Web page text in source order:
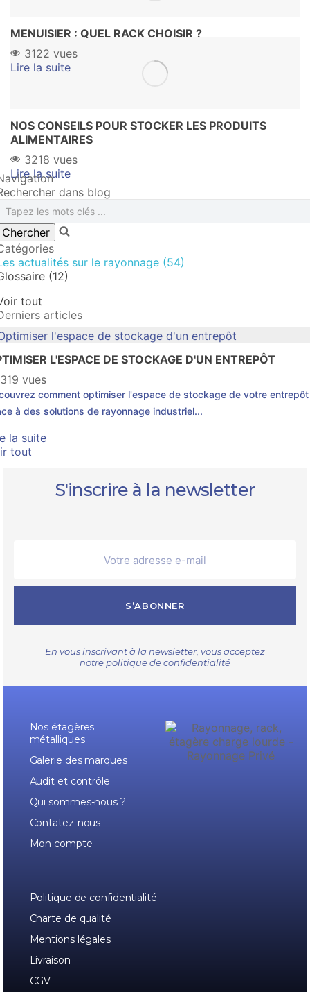
MENUISIER : QUEL RACK CHOISIR ?
3122 vues
Lire la suite
NOS CONSEILS POUR STOCKER LES PRODUITS
ALIMENTAIRES
3218 vues
Lire la suite
dans blog
actualités sur le rayonnage (54)
(12)
tout
articles
L'ESPACE DE STOCKAGE D'UN ENTREPÔT
319 vues
comment optimiser l'espace de stockage de votre entrepôt
à des solutions de rayonnage industriel...
la suite
tout
S'inscrire à la newsletter
S’ABONNER
En vous inscrivant à la newsletter, vous acceptez
notre politique de confidentialité
Nos étagères
métalliques
Galerie des marques
Audit et contrôle
Qui sommes-nous ?
Contatez-nous
Mon compte
Politique de confidentialité
Charte de qualité
Mentions légales
Livraison
CGV